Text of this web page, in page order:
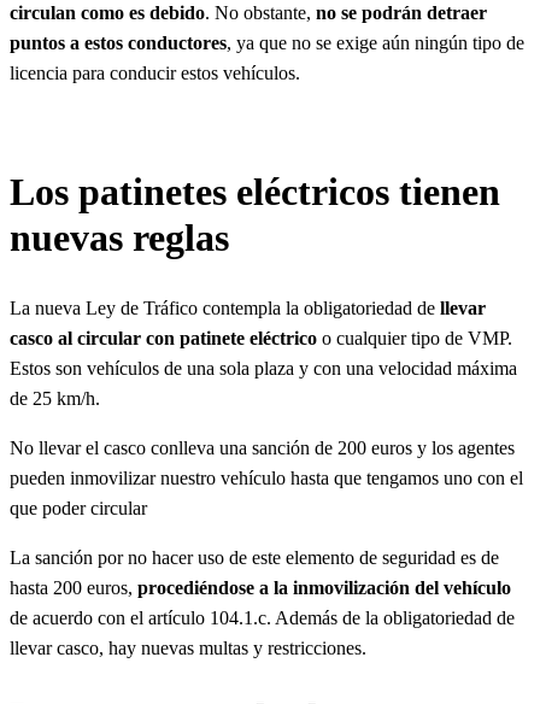
circulan como es debido. No obstante, no se podrán detraer
puntos a estos conductores, ya que no se exige aún ningún tipo de
licencia para conducir estos vehículos.
Los patinetes eléctricos tienen
nuevas reglas
La nueva Ley de Tráfico contempla la obligatoriedad de llevar
casco al circular con patinete eléctrico o cualquier tipo de VMP.
Estos son vehículos de una sola plaza y con una velocidad máxima
de 25 km/h.
No llevar el casco conlleva una sanción de 200 euros y los agentes
pueden inmovilizar nuestro vehículo hasta que tengamos uno con el
que poder circular
La sanción por no hacer uso de este elemento de seguridad es de
hasta 200 euros, procediéndose a la inmovilización del vehículo
de acuerdo con el artículo 104.1.c. Además de la obligatoriedad de
llevar casco, hay nuevas multas y restricciones.